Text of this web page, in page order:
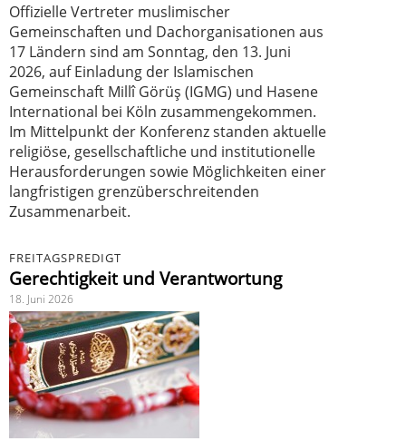
Offizielle Vertreter muslimischer
Gemeinschaften und Dachorganisationen aus
17 Ländern sind am Sonntag, den 13. Juni
2026, auf Einladung der Islamischen
Gemeinschaft Millî Görüş (IGMG) und Hasene
International bei Köln zusammengekommen.
Im Mittelpunkt der Konferenz standen aktuelle
religiöse, gesellschaftliche und institutionelle
Herausforderungen sowie Möglichkeiten einer
langfristigen grenzüberschreitenden
Zusammenarbeit.
FREITAGSPREDIGT
Gerechtigkeit und Verantwortung
18. Juni 2026